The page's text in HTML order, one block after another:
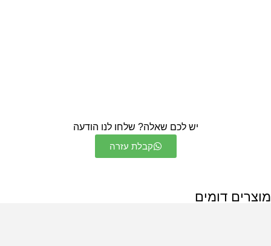
יש לכם שאלה? שלחו לנו הודעה
קבלת עזרה
מוצרים דומים